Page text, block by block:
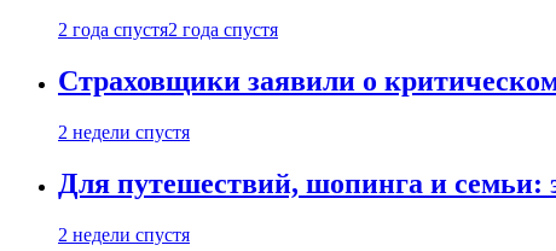
2 года спустя2 года спустя
Страховщики заявили о
2 недели спустя
Для путешествий, шопинга и семьи:
2 недели спустя